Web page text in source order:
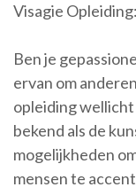
Visagie
Ben je
ervan om
opleiding
bekend als de
mogelijkheden
mensen te